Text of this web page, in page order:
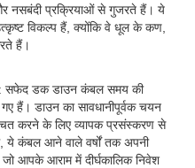
नसबंदी प्रक्रियाओं से गुजरते हैं। ये
विकल्प हैं, क्योंकि वे धूल के कण,
हैं।
सफेद डक डाउन कंबल समय की
हैं। डाउन का सावधानीपूर्वक चयन
करने के लिए व्यापक प्रसंस्करण से
ये कंबल आने वाले वर्षों तक अपनी
आपके आराम में दीर्घकालिक निवेश